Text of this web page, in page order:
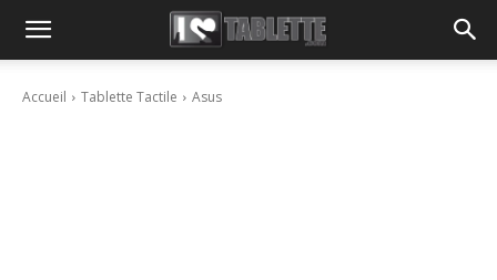
Accueil Tablette Tactile Asus